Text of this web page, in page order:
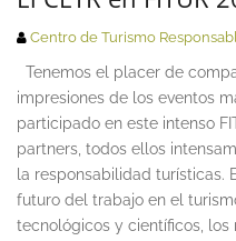
Centro de Turismo
Tenemos el placer de
impresiones de los eventos
participado en este intenso
partners, todos ellos
la responsabilidad turísticas.
futuro del trabajo en el
tecnológicos y científicos, los